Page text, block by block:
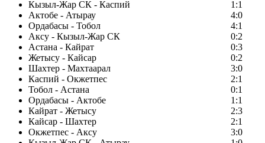
Кызыл-Жар СК - Каспий
1:1
Актобе - Атырау
4:0
Ордабасы - Тобол
4:1
Аксу - Кызыл-Жар СК
0:2
Астана - Кайрат
0:3
Жетысу - Кайсар
0:2
Шахтер - Махтаарал
3:0
Каспий - Окжетпес
2:1
Тобол - Астана
0:1
Ордабасы - Актобе
1:1
Кайрат - Жетысу
2:3
Кайсар - Шахтер
2:1
Окжетпес - Аксу
3:0